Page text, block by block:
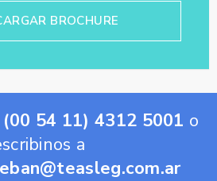
BROCHURE
54 11) 4312 5001 o
a